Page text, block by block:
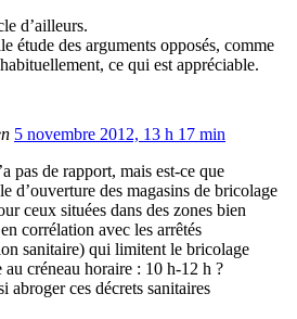
d’ailleurs.
étude des arguments opposés, comme
ce qui est appréciable.
5 novembre 2012, 13 h 17 min
pas de rapport, mais est-ce que
d’ouverture des magasins de bricolage
ceux situées dans des zones bien
corrélation avec les arrêtés
sanitaire) qui limitent le bricolage
créneau horaire : 10 h-12 h ?
abroger ces décrets sanitaires